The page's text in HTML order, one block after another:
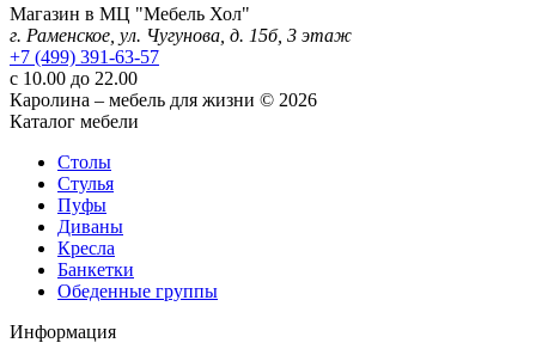
Магазин в МЦ "Мебель Хол"
г. Раменское, ул. Чугунова, д. 15б, 3 этаж
+7 (499) 391-63-57
с 10.00 до 22.00
Каролина – мебель для жизни © 2026
Каталог мебели
Столы
Стулья
Пуфы
Диваны
Кресла
Банкетки
Обеденные группы
Информация